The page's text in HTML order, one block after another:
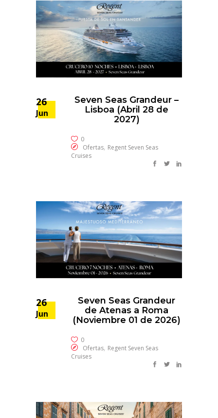
26
Jun
Seven Seas Grandeur –
Lisboa (Abril 28 de
2027)
0
Ofertas, Regent Seven Seas
Cruises
26
Jun
Seven Seas Grandeur
de Atenas a Roma
(Noviembre 01 de 2026)
0
Ofertas, Regent Seven Seas
Cruises